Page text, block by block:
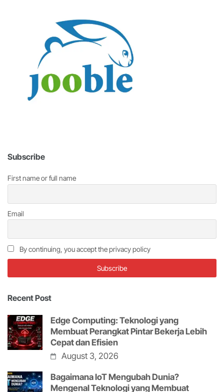
Subscribe
First name or full name
Email
By continuing, you accept the privacy policy
Recent Post
Edge Computing: Teknologi yang
Membuat Perangkat Pintar Bekerja Lebih
Cepat dan Efisien
August 3, 2026
Bagaimana IoT Mengubah Dunia?
Mengenal Teknologi yang Membuat